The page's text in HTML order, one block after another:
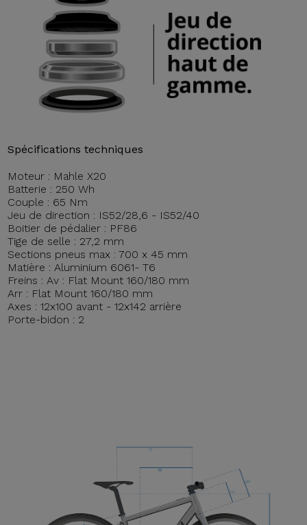
Spécifications techniques
Moteur : Mahle X20
Batterie : 250 Wh
Couple : 65 Nm
Jeu de direction : IS52/28,6 - IS52/40
Boitier de pédalier : PF86
Tige de selle : 27,2 mm
Sections pneus max : 700 x 45 mm
Matière : Aluminium 6061- T6
Freins : Av : Flat Mount 160/180 mm
Arr : Flat Mount 160/180 mm
Axes : 12x100 avant - 12x142 arrière
Porte-bidon : 2